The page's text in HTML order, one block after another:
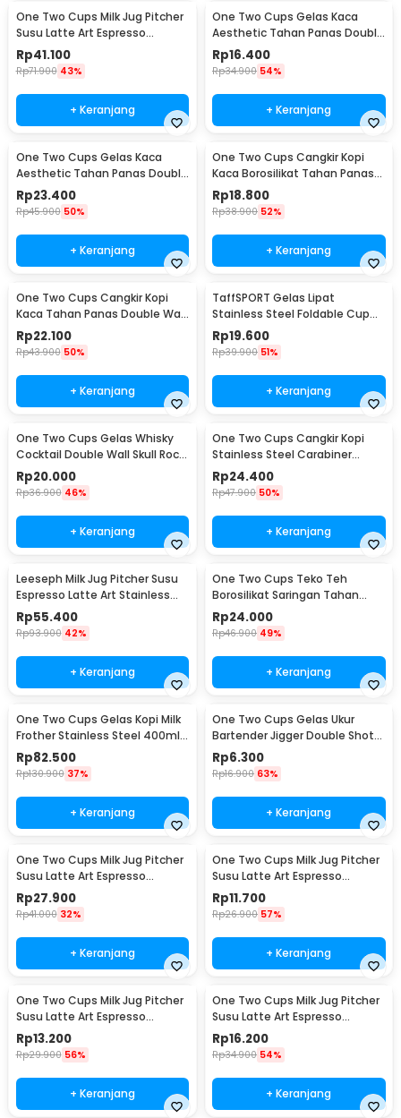
One Two Cups Milk Jug Pitcher
Susu Latte Art Espresso
Stainless Steel 350ml - 10084
Rp41.100
Rp71.900 43%
+ Keranjang
One Two Cups Gelas Kaca
Aesthetic Tahan Panas Double
Wall Glass 250ml - PLY1704
Rp16.400
Rp34.900 54%
+ Keranjang
One Two Cups Gelas Kaca
Aesthetic Tahan Panas Double
Wall Glass 433ml - PLY1704
Rp23.400
Rp45.900 50%
+ Keranjang
One Two Cups Cangkir Kopi
Kaca Borosilikat Tahan Panas
Double Wall Cup 160ml
Rp18.800
Rp38.900 52%
+ Keranjang
One Two Cups Cangkir Kopi
Kaca Tahan Panas Double Wall
Cup 180ml - DOME240
Rp22.100
Rp43.900 50%
+ Keranjang
TaffSPORT Gelas Lipat
Stainless Steel Foldable Cup
Carabiner 240ml - F180
Rp19.600
Rp39.900 51%
+ Keranjang
One Two Cups Gelas Whisky
Cocktail Double Wall Skull Rock
Glass 150ml - SG-02
Rp20.000
Rp36.900 46%
+ Keranjang
One Two Cups Cangkir Kopi
Stainless Steel Carabiner
Camping Cup 220ml - C125
Rp24.400
Rp47.900 50%
+ Keranjang
Leeseph Milk Jug Pitcher Susu
Espresso Latte Art Stainless
Steel 600ml - L-2016
Rp55.400
Rp93.900 42%
+ Keranjang
One Two Cups Teko Teh
Borosilikat Saringan Tahan
Panas Teapot 500ml - TP-757
Rp24.000
Rp46.900 49%
+ Keranjang
One Two Cups Gelas Kopi Milk
Frother Stainless Steel 400ml -
WZ0011
Rp82.500
Rp130.900 37%
+ Keranjang
One Two Cups Gelas Ukur
Bartender Jigger Double Shot
15ml and 30ml - LE2
Rp6.300
Rp16.900 63%
+ Keranjang
One Two Cups Milk Jug Pitcher
Susu Latte Art Espresso
Stainless Steel 200ml - J068
Rp27.900
Rp41.000 32%
+ Keranjang
One Two Cups Milk Jug Pitcher
Susu Latte Art Espresso
Stainless Steel 1oz - S06HG
Rp11.700
Rp26.900 57%
+ Keranjang
One Two Cups Milk Jug Pitcher
Susu Latte Art Espresso
Stainless Steel 1.5oz - S06HG
Rp13.200
Rp29.900 56%
+ Keranjang
One Two Cups Milk Jug Pitcher
Susu Latte Art Espresso
Stainless Steel 3oz - S06HG
Rp16.200
Rp34.900 54%
+ Keranjang